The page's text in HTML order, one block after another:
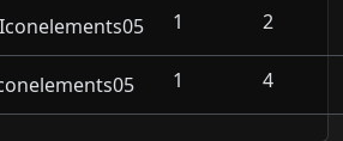
1 2
1 4